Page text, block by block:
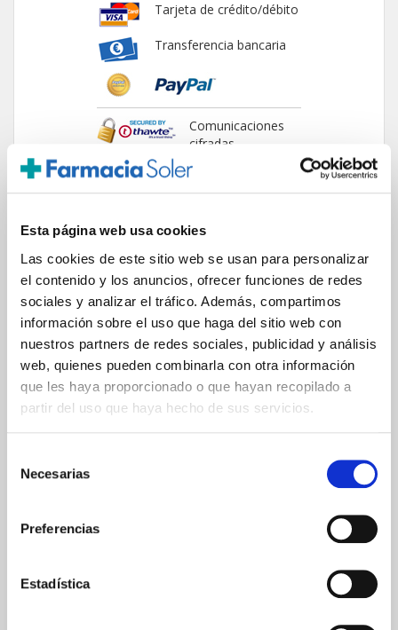
Esta página web usa cookies
Las cookies de este sitio web se usan para personalizar
el contenido y los anuncios, ofrecer funciones de redes
sociales y analizar el tráfico. Además, compartimos
información sobre el uso que haga del sitio web con
nuestros partners de redes sociales, publicidad y análisis
web, quienes pueden combinarla con otra información
que les haya proporcionado o que hayan recopilado a
partir del uso que haya hecho de sus servicios.
Necesarias
Preferencias
Estadística
Tarjeta de crédito/débito
Transferencia bancaria
Comunicaciones
cifradas
ENVIOS Y DESTINOS
ESPAÑA
Península
Islas Baleares
Islas Canarias
UNIÓN EUROPEA
GARANTÍA DE CALIDAD